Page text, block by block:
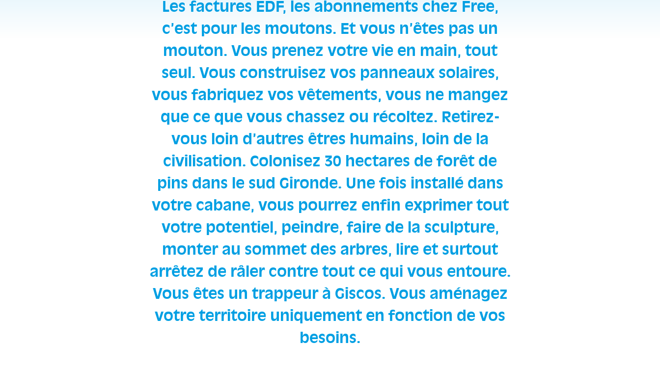
Les factures EDF, les abonnements chez Free,
c’est pour les moutons. Et vous n’êtes pas un
mouton. Vous prenez votre vie en main, tout
seul. Vous construisez vos panneaux solaires,
vous fabriquez vos vêtements, vous ne mangez
que ce que vous chassez ou récoltez. Retirez-
vous loin d’autres êtres humains, loin de la
civilisation. Colonisez 30 hectares de forêt de
pins dans le sud Gironde. Une fois installé dans
votre cabane, vous pourrez enfin exprimer tout
votre potentiel, peindre, faire de la sculpture,
monter au sommet des arbres, lire et surtout
arrêtez de râler contre tout ce qui vous entoure.
Vous êtes un trappeur à Giscos. Vous aménagez
votre territoire uniquement en fonction de vos
besoins.